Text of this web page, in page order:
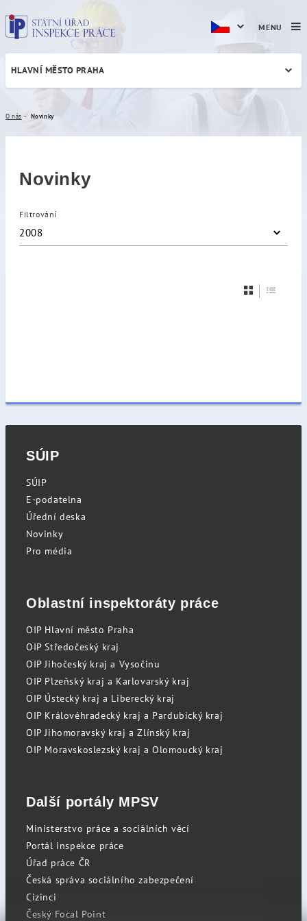
Novinky
HLAVNÍ MĚSTO PRAHA
O nás Novinky
Novinky
Filtrování
2008
MENU
SÚIP
SÚIP
E-podatelna
Úřední deska
Novinky
Pro média
Oblastní inspektoráty práce
OIP Hlavní město Praha
OIP Středočeský kraj
OIP Jihočeský kraj a Vysočinu
OIP Plzeňský kraj a Karlovarský kraj
OIP Ústecký kraj a Liberecký kraj
OIP Královéhradecký kraj a Pardubický kraj
OIP Jihomoravský kraj a Zlínský kraj
OIP Moravskoslezský kraj a Olomoucký kraj
Další portály MPSV
Ministerstvo práce a sociálních věcí
Portál inspekce práce
Úřad práce ČR
Česká správa sociálního zabezpečení
Cizinci
Český Focal Point